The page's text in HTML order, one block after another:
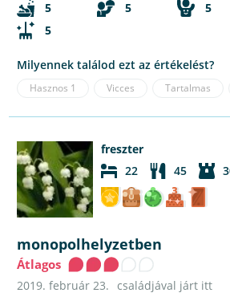
5 5 5
5
Milyennek találod ezt az értékelést?
Hasznos 1 Vicces Tartalmas
freszter
22
45
monopolhelyzetben
Átlagos
2019. február 23.
családjával járt itt